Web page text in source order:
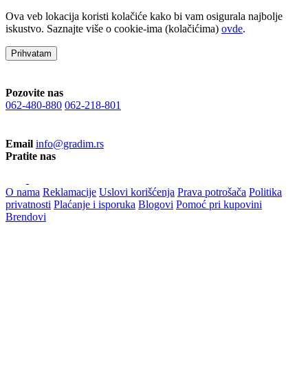
Ova veb lokacija koristi kolačiće kako bi vam osigurala najbolje
iskustvo. Saznajte više o cookie-ima (kolačićima) ovde.
Prihvatam
Pozovite nas
062-480-880 062-218-801
Email info@gradim.rs
Pratite nas
O nama Reklamacije Uslovi korišćenja Prava potrošača Politika
privatnosti Plaćanje i isporuka Blogovi Pomoć pri kupovini
Brendovi